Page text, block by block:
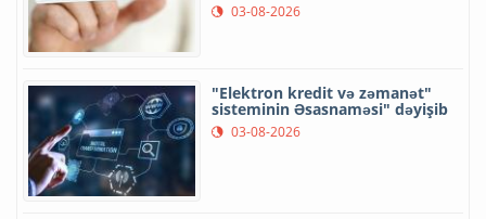
03-08-2026
"Elektron kredit və zəmanət"
sisteminin Əsasnaməsi" dəyişib
03-08-2026